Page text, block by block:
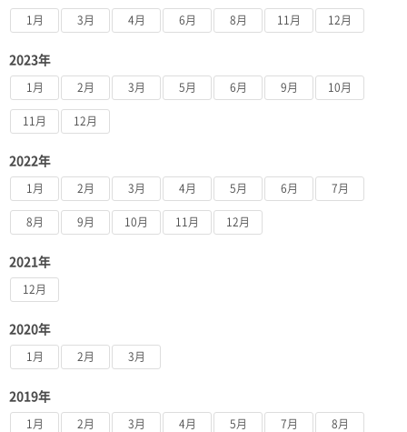
1月 3月 4月 6月 8月 11月 12月
2023年
1月 2月 3月 5月 6月 9月 10月
11月 12月
2022年
1月 2月 3月 4月 5月 6月 7月
8月 9月 10月 11月 12月
2021年
12月
2020年
1月 2月 3月
2019年
1月 2月 3月 4月 5月 7月 8月